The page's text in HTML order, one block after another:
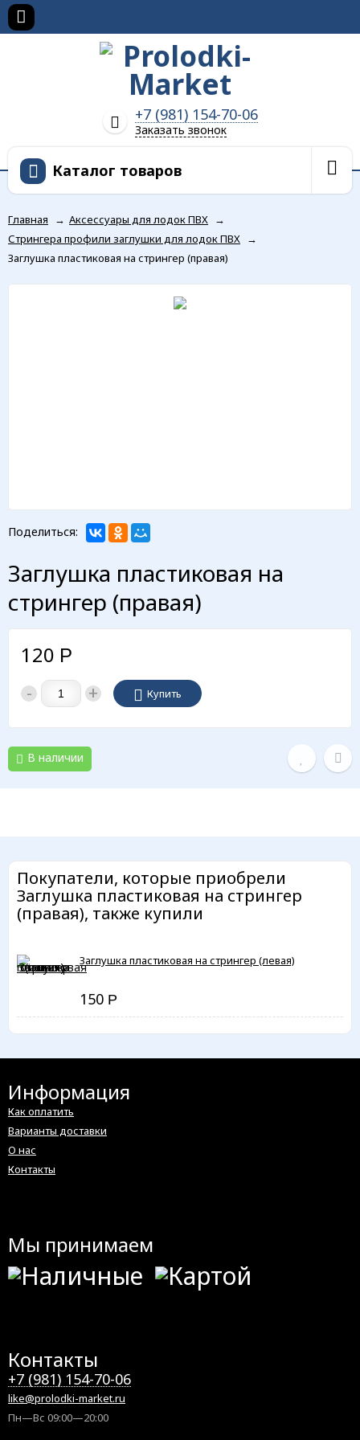
+7 (981) 154-70-06
Заказать звонок
Каталог товаров
Главная → Аксессуары для лодок ПВХ →
Стрингера профили заглушки для лодок ПВХ →
Заглушка пластиковая на стрингер (правая)
Поделиться:
Заглушка пластиковая на
стрингер (правая)
120 Р
- + Купить
В наличии
Покупатели, которые приобрели
Заглушка пластиковая на стрингер
(правая), также купили
Заглушка пластиковая на стрингер (левая)
150 Р
Информация
Как оплатить
Варианты доставки
О нас
Контакты
Мы принимаем
Контакты
+7 (981) 154-70-06
like@prolodki-market.ru
Пн—Вс 09:00—20:00